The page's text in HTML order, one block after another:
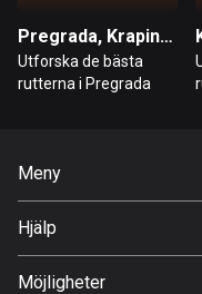
Belgien
4915 rutter
Pregrada, Krapina-Zagorjes län
Utforska de bästa
rutterna i Pregrada
Meny
Hem
Premium
Om Oss
Hjälp
FAQ
Möjligheter